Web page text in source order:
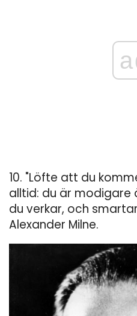
10. "Löfte att du
alltid: du är modigare
du verkar, och
Alexander Milne.